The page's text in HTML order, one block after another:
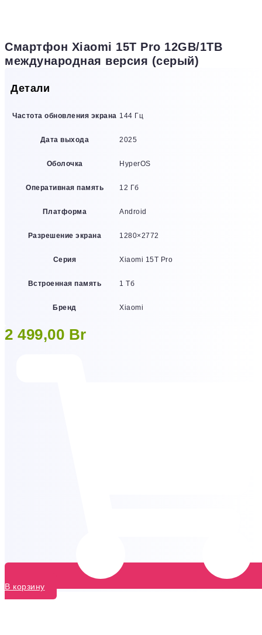
Смартфон Xiaomi 15T Pro 12GB/1TB
международная версия (серый)
Детали
Частота обновления экрана 144 Гц
Дата выхода 2025
Оболочка HyperOS
Оперативная память 12 Гб
Платформа Android
Разрешение экрана 1280×2772
Серия Xiaomi 15T Pro
Встроенная память 1 Тб
Бренд Xiaomi
2 499,00 Br
В корзину